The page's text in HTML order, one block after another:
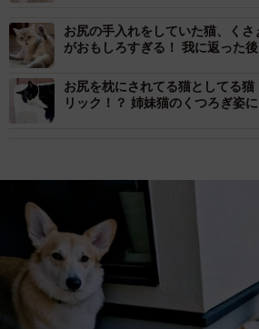
お尻の手入れをしていた猫、く
がおもしろすぎる！ 我に返った
お尻を枕にされてる猫としてる
リック！？ 姉妹猫のくつろぎ姿